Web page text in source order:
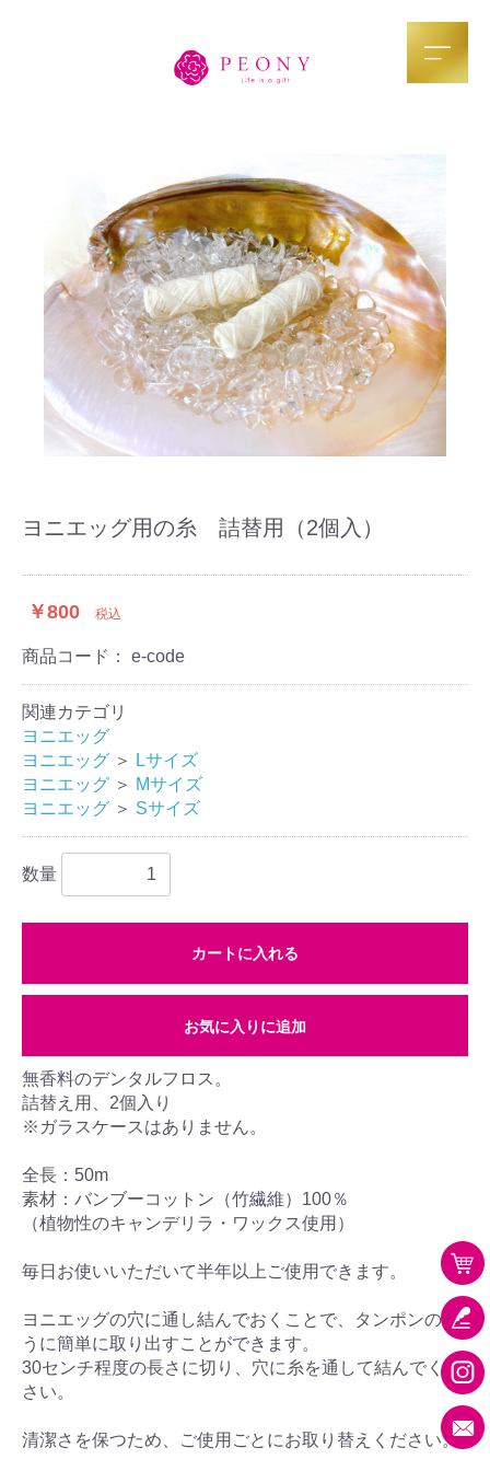
ヨニエッグ用の糸 詰替用（2個入）
￥800 税込
商品コード： e-code
関連カテゴリ
ヨニエッグ
ヨニエッグ ＞
Lサイズ
ヨニエッグ ＞ Mサイズ
ヨニエッグ ＞ Sサイズ
数量
カートに入れる
お気に入りに追加
無香料のデンタルフロス。
詰替え用、2個入り
※ガラスケースはありません。
全長：50m
素材：バンブーコットン（竹繊維）100％
（植物性のキャンデリラ・ワックス使用）
毎日お使いいただいて半年以上ご使用できます。
ヨニエッグの穴に通し結んでおくことで、タンポンのよ
うに簡単に取り出すことができます。
30センチ程度の長さに切り、穴に糸を通して結んでくだ
さい。
清潔さを保つため、ご使用ごとにお取り替えください。